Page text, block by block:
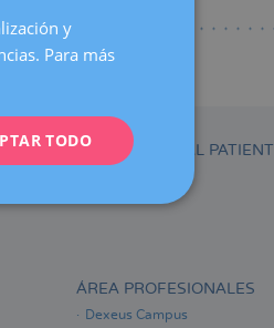
INTERNATIONAL PATIENT
ÁREA PROFESIONALES
Dexeus Campus
CATALÀ
FRENCH
y
Para más
TODO